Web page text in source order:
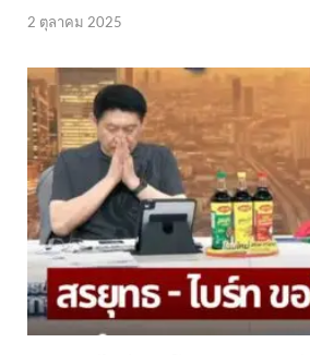
2 ตุลาคม 2025